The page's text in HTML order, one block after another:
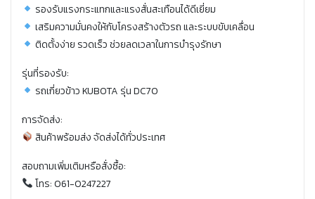
รองรับแรงกระแทกและแรงสั่นสะเทือนได้ดีเยี่ยม
เสริมความมั่นคงให้กับโครงสร้างตัวรถ และระบบขับเคลื่อน
ติดตั้งง่าย รวดเร็ว ช่วยลดเวลาในการบำรุงรักษา
รุ่นที่รองรับ:
รถเกี่ยวข้าว KUBOTA รุ่น DC70
การจัดส่ง:
สินค้าพร้อมส่ง จัดส่งได้ทั่วประเทศ
สอบถามเพิ่มเติมหรือสั่งซื้อ:
โทร: 061-0247227